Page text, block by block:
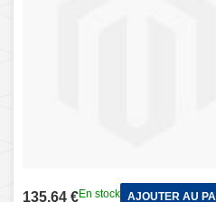
135,64 €En stock AJOUTER AU